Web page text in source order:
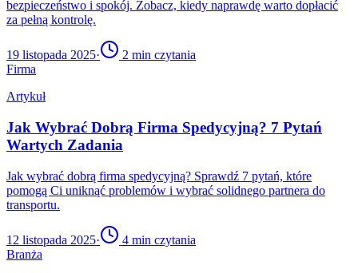
bezpieczeństwo i spokój. Zobacz, kiedy naprawdę warto dopłacić
za pełną kontrolę.
19 listopada 2025· 2 min czytania
Firma
Artykuł
Jak Wybrać Dobrą Firma Spedycyjną? 7 Pytań
Wartych Zadania
Jak wybrać dobrą firma spedycyjną? Sprawdź 7 pytań, które
pomogą Ci uniknąć problemów i wybrać solidnego partnera do
transportu.
12 listopada 2025· 4 min czytania
Branża